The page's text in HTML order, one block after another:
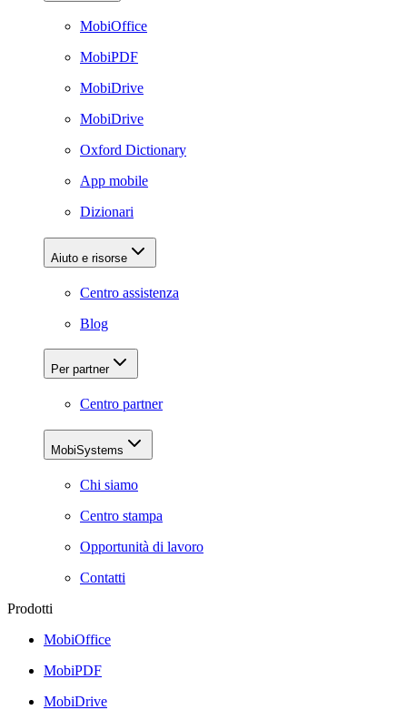
MobiOffice
MobiPDF
MobiDrive
MobiDrive
Oxford Dictionary
App mobile
Dizionari
Aiuto e risorse
Centro assistenza
Blog
Per partner
Centro partner
MobiSystems
Chi siamo
Centro stampa
Opportunità di lavoro
Contatti
Prodotti
MobiOffice
MobiPDF
MobiDrive